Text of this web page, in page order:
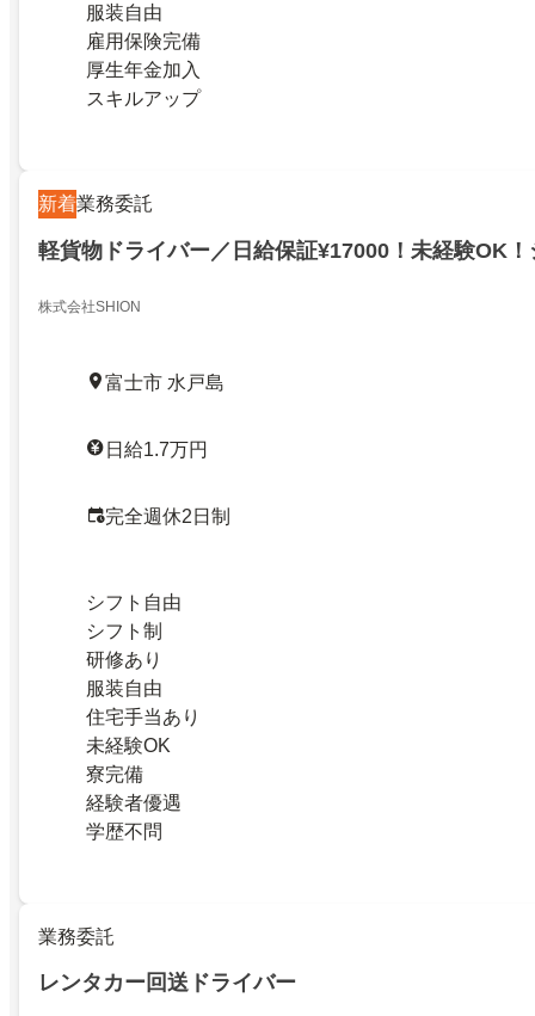
服装自由
雇用保険完備
厚生年金加入
スキルアップ
新着業務委託
軽貨物ドライバー／日給保証¥17000！未経験OK
株式会社SHION
富士市 水戸島
日給1.7万円
完全週休2日制
シフト自由
シフト制
研修あり
服装自由
住宅手当あり
未経験OK
寮完備
経験者優遇
学歴不問
業務委託
レンタカー回送ドライバー